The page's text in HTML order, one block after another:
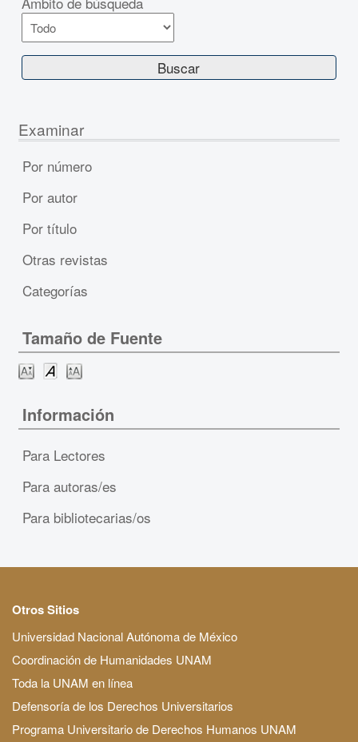
Examinar
Por número
Por autor
Por título
Otras revistas
Categorías
Tamaño de Fuente
Información
Para Lectores
Para autoras/es
Para bibliotecarias/os
Otros Sitios
Universidad Nacional Autónoma de México
Coordinación de Humanidades UNAM
Toda la UNAM en línea
Defensoría de los Derechos Universitarios
Programa Universitario de Derechos Humanos UNAM